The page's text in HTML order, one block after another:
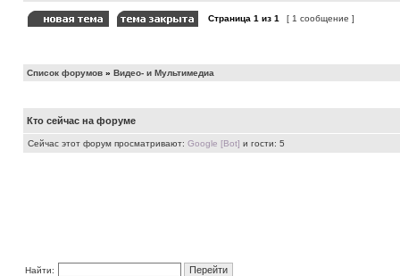
Страница 1 из 1 [ 1 сообщение ]
Список форумов » Видео- и Мультимедиа
Кто сейчас на форуме
Сейчас этот форум просматривают: Google [Bot] и гости: 5
Найти: